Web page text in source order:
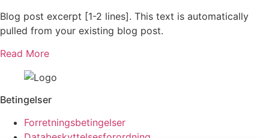
Blog post excerpt [1-2 lines]. This text is automatically
pulled from your existing blog post.
Read More
Betingelser
Forretningsbetingelser